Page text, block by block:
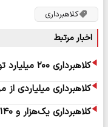
کلاهبرداری
اخبار مرتبط
کلاهبرداری ۲۰۰ میلیارد تومانی با فروش طلای تقلبی
کلاهبرداری میلیاردی
کلاهبرداری یک‌هزار و ۱۴۰ میلیارد ریالی با طرح قلابی فروش خودرو